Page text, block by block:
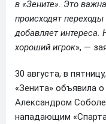
в «Зените». Это
происходят
добавляет
хороший игрок», —
30 августа, в
«Зенита» объявила
Александром
нападающим